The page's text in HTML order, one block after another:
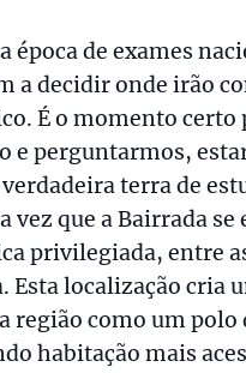
época de exames
a decidir onde irão
É o momento
e perguntarmos,
terra de
vez que a Bairrada
privilegiada, entre
Esta localização cria
região como um
habitação mais